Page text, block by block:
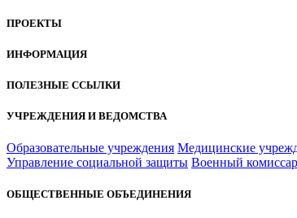
ПРОЕКТЫ
ИНФОРМАЦИЯ
ПОЛЕЗНЫЕ ССЫЛКИ
УЧРЕЖДЕНИЯ И ВЕДОМСТВА
Образовательные учреждения Медицинские
Управление социальной защиты Военный
ОБЩЕСТВЕННЫЕ ОБЪЕДИНЕНИЯ